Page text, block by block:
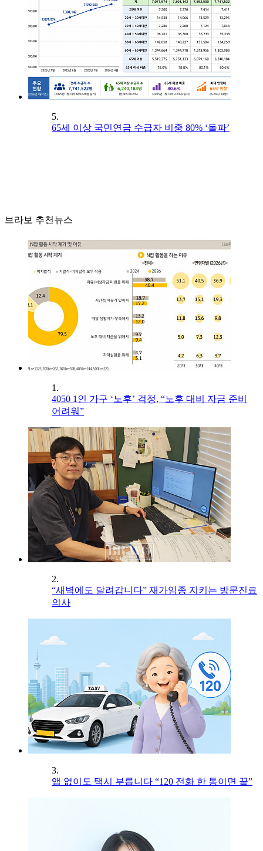
5.
65세 이상 국민연금 수급자 비중 80% ‘돌파’
브라보 추천뉴스
1.
4050 1인 가구 ‘노후’ 걱정, “노후 대비 자금 준비
어려워”
2.
“새벽에도 달려갑니다” 재가임종 지키는 방문진료
의사
3.
앱 없이도 택시 부릅니다 “120 전화 한 통이면 끝”